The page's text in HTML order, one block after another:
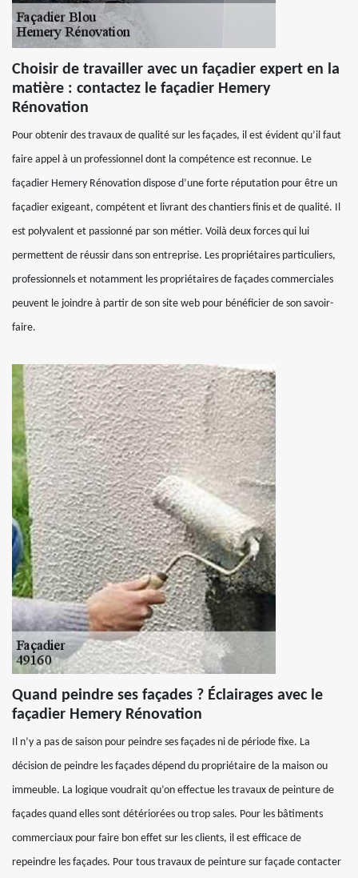
Choisir de travailler avec un façadier expert en la
matière : contactez le façadier Hemery
Rénovation
Pour obtenir des travaux de qualité sur les façades, il est évident qu’il faut
faire appel à un professionnel dont la compétence est reconnue. Le
façadier Hemery Rénovation dispose d’une forte réputation pour être un
façadier exigeant, compétent et livrant des chantiers finis et de qualité. Il
est polyvalent et passionné par son métier. Voilà deux forces qui lui
permettent de réussir dans son entreprise. Les propriétaires particuliers,
professionnels et notamment les propriétaires de façades commerciales
peuvent le joindre à partir de son site web pour bénéficier de son savoir-
faire.
Quand peindre ses façades ? Éclairages avec le
façadier Hemery Rénovation
Il n’y a pas de saison pour peindre ses façades ni de période fixe. La
décision de peindre les façades dépend du propriétaire de la maison ou
immeuble. La logique voudrait qu’on effectue les travaux de peinture de
façades quand elles sont détériorées ou trop sales. Pour les bâtiments
commerciaux pour faire bon effet sur les clients, il est efficace de
repeindre les façades. Pour tous travaux de peinture sur façade contacter